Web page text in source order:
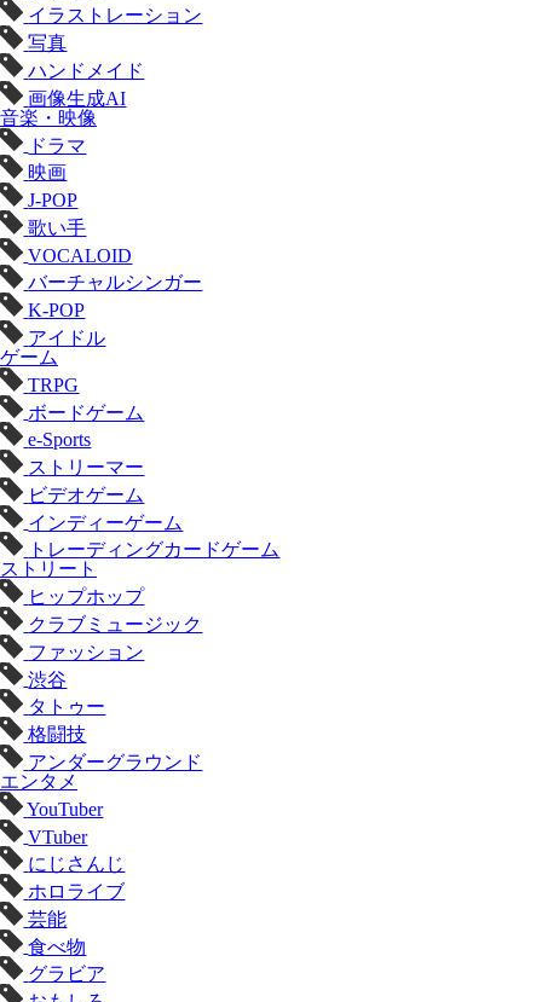
イラストレーション
写真
ハンドメイド
画像生成AI
音楽・映像
ドラマ
映画
J-POP
歌い手
VOCALOID
バーチャルシンガー
K-POP
アイドル
ゲーム
TRPG
ボードゲーム
e-Sports
ストリーマー
ビデオゲーム
インディーゲーム
トレーディングカードゲーム
ストリート
ヒップホップ
クラブミュージック
ファッション
渋谷
タトゥー
格闘技
アンダーグラウンド
エンタメ
YouTuber
VTuber
にじさんじ
ホロライブ
芸能
食べ物
グラビア